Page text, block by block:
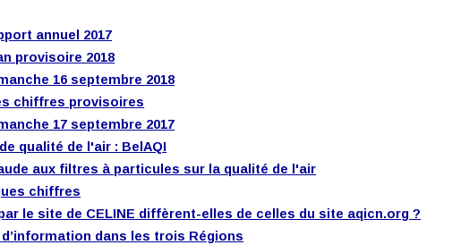
annuel 2017
provisoire 2018
16 septembre 2018
chiffres provisoires
17 septembre 2017
qualité de l'air : BelAQI
aux filtres à particules sur la qualité de l'air
chiffres
le site de CELINE diffèrent-elles de celles du site aqicn.org ?
dans les trois Régions